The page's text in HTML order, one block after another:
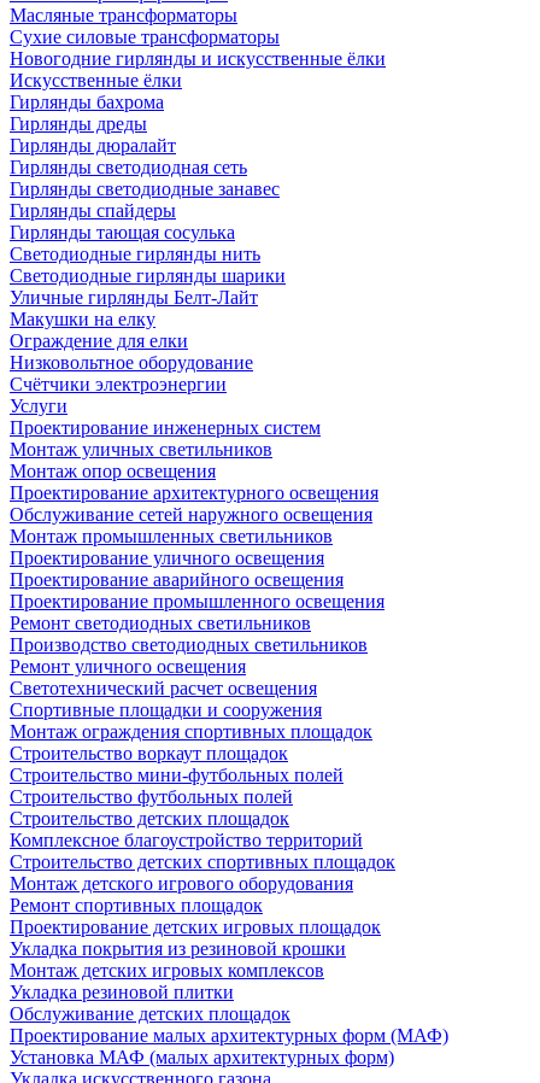
Масляные трансформаторы
Сухие силовые трансформаторы
Новогодние гирлянды и искусственные ёлки
Искусственные ёлки
Гирлянды бахрома
Гирлянды дреды
Гирлянды дюралайт
Гирлянды светодиодная сеть
Гирлянды светодиодные занавес
Гирлянды спайдеры
Гирлянды тающая сосулька
Светодиодные гирлянды нить
Светодиодные гирлянды шарики
Уличные гирлянды Белт-Лайт
Макушки на елку
Ограждение для елки
Низковольтное оборудование
Счётчики электроэнергии
Услуги
Проектирование инженерных систем
Монтаж уличных светильников
Монтаж опор освещения
Проектирование архитектурного освещения
Обслуживание сетей наружного освещения
Монтаж промышленных светильников
Проектирование уличного освещения
Проектирование аварийного освещения
Проектирование промышленного освещения
Ремонт светодиодных светильников
Производство светодиодных светильников
Ремонт уличного освещения
Светотехнический расчет освещения
Спортивные площадки и сооружения
Монтаж ограждения спортивных площадок
Строительство воркаут площадок
Строительство мини-футбольных полей
Строительство футбольных полей
Строительство детских площадок
Комплексное благоустройство территорий
Строительство детских спортивных площадок
Монтаж детского игрового оборудования
Ремонт спортивных площадок
Проектирование детских игровых площадок
Укладка покрытия из резиновой крошки
Монтаж детских игровых комплексов
Укладка резиновой плитки
Обслуживание детских площадок
Проектирование малых архитектурных форм (МАФ)
Установка МАФ (малых архитектурных форм)
Укладка искусственного газона